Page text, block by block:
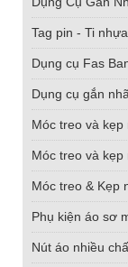
Tag pin - Ti
Dụng cụ Fas
Dụng cụ gắn
Móc treo và
Móc treo và
Móc treo & Kẹp
Phụ kiện áo sơ
Nút áo nhiều
FN -25 Needle
34.3mm